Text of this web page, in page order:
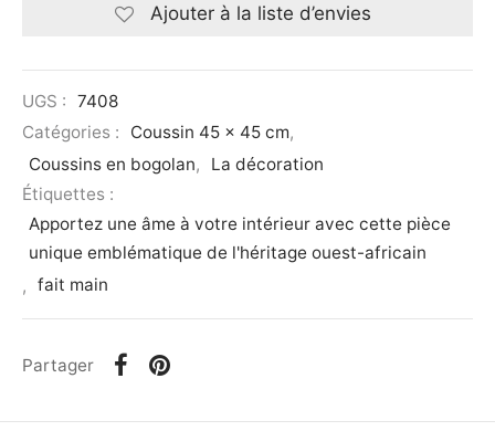
Ajouter à la liste d’envies
UGS : 7408
Catégories :
Coussin 45 x 45 cm,
Coussins en bogolan,
La décoration
Étiquettes :
Apportez une âme à votre intérieur avec cette pièce
unique emblématique de l'héritage ouest-africain
, fait main
Partager